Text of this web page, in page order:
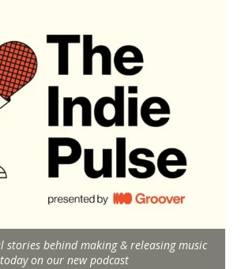
stories behind making & releasing music
today on our new podcast